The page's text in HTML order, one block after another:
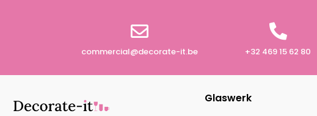
commercial@decorate-it.be +32 469 15 62 80
Glaswerk